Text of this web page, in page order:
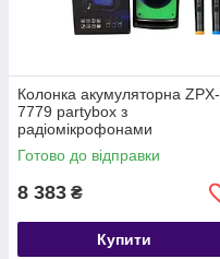
Колонка акумуляторна ZPX-
7779 partybox з
радіомікрофонами
(400W/USB/BT/FM/TWS)
Готово до відправки
8 383 ₴
Купити